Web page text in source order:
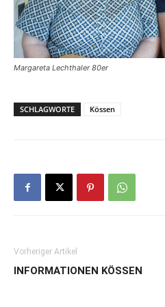
Margareta Lechthaler 80er
SCHLAGWORTE Kössen
Vorheriger Artikel
INFORMATIONEN KÖSSEN